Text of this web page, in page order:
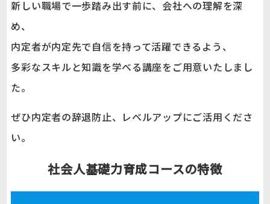
新しい職場で一歩踏み出す前に、会社への理解を深
め、
内定者が内定先で自信を持って活躍できるよう、
多彩なスキルと知識を学べる講座をご用意いたしまし
た。
ぜひ内定者の辞退防止、レベルアップにご活用くださ
い。
社会人基礎力育成コースの特徴